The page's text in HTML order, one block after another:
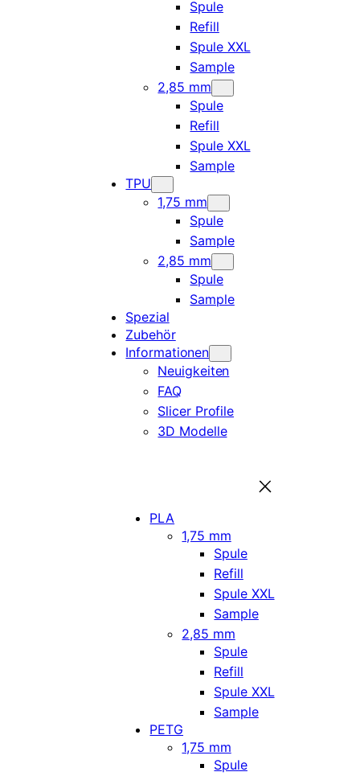
Spule
Refill
Spule XXL
Sample
2,85 mm
Spule
Refill
Spule XXL
Sample
TPU
1,75 mm
Spule
Sample
2,85 mm
Spule
Sample
Spezial
Zubehör
Informationen
Neuigkeiten
FAQ
Slicer Profile
3D Modelle
PLA
1,75 mm
Spule
Refill
Spule XXL
Sample
2,85 mm
Spule
Refill
Spule XXL
Sample
PETG
1,75 mm
Spule